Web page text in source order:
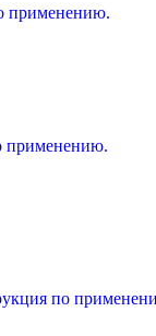
применению.
применению.
по